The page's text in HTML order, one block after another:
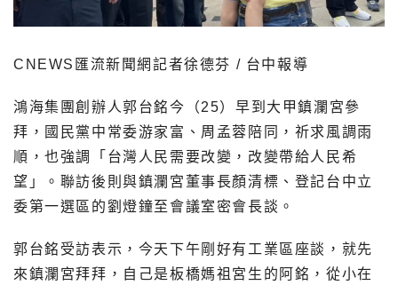
CNEWS匯流新聞網記者徐德芬 / 台中報導
鴻海集團創辦人郭台銘今（25）早到大甲鎮瀾宮參
拜，國民黨中常委游家富、周孟蓉陪同，祈求風調雨
順，也強調「台灣人民需要改變，改變帶給人民希
望」。聯訪後則與鎮瀾宮董事長顏清標、登記台中立
委第一選區的劉燈鐘至會議室密會長談。
郭台銘受訪表示，今天下午剛好有工業區座談，就先
來鎮瀾宮拜拜，自己是板橋媽祖宮生的阿銘，從小在